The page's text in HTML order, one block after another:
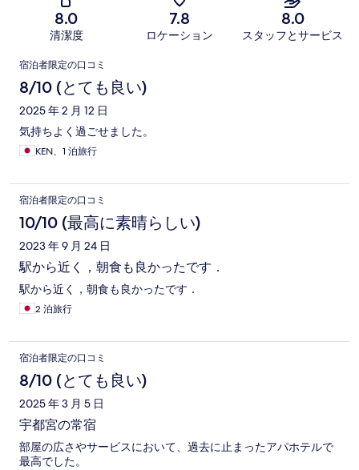
8.0
清潔度
7.8
ロケーション
8.0
スタッフとサービス
口
コ
ミ
宿泊者限定の口コミ
8/10 (とても良い)
2025 年 2 月 12 日
気持ちよく過ごせました。
KEN、1 泊旅行
宿泊者限定の口コミ
10/10 (最高に素晴らしい)
2023 年 9 月 24 日
駅から近く，朝食も良かったです．
駅から近く，朝食も良かったです．
2 泊旅行
宿泊者限定の口コミ
8/10 (とても良い)
2025 年 3 月 5 日
宇都宮の常宿
部屋の広さやサービスにおいて、過去に止まったアパホテルで
最高でした。